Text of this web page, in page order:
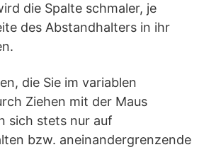
die Spalte schmaler, je
des Abstandhalters in ihr
die Sie im variablen
Ziehen mit der Maus
sich stets nur auf
bzw. aneinandergrenzende